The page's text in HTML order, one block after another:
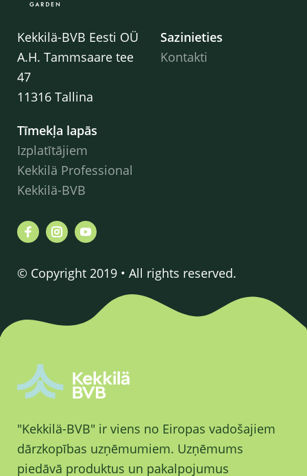
Kekkilä-BVB Eesti OÜ
A.H. Tammsaare tee
47
11316 Tallina
Sazinieties
Kontakti
Tīmekļa lapās
Izplatītājiem
Kekkilä Professional
Kekkilä-BVB
© Copyright 2019 • All rights reserved.
"Kekkilä-BVB" ir viens no Eiropas vadošajiem
dārzkopības uzņēmumiem. Uzņēmums
piedāvā produktus un pakalpojumus